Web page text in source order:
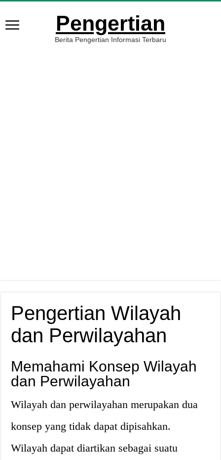
Pengertian
Berita Pengertian Informasi Terbaru
Pengertian Wilayah
dan Perwilayahan
Memahami Konsep Wilayah
dan Perwilayahan
Wilayah dan perwilayahan merupakan dua
konsep yang tidak dapat dipisahkan.
Wilayah dapat diartikan sebagai suatu